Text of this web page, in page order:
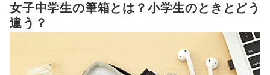
入れる文具もこだわって選ぼう
女子中学生向け筆箱の売れ筋ランキングもチェック！
女子中学生の筆箱とは？小学生のときとどう
違う？